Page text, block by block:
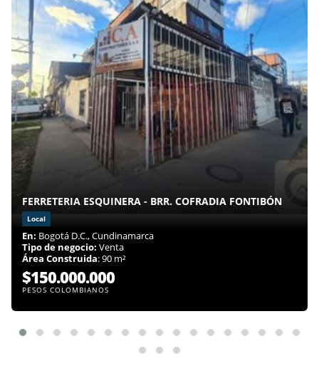
FERRETERIA ESQUINERA - BRR. COFRADIA FONTIBÓN
Local
En: Bogotá D.C., Cundinamarca
Tipo de negocio: Venta
Área Construida: 90 m²
$150.000.000
PESOS COLOMBIANOS